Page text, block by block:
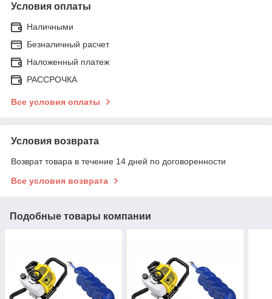
Условия оплаты
Наличными
Безналичный расчет
Наложенный платеж
РАССРОЧКА
Все условия оплаты
Условия возврата
Возврат товара в течение 14 дней по договоренности
Все условия возврата
Подобные товары компании